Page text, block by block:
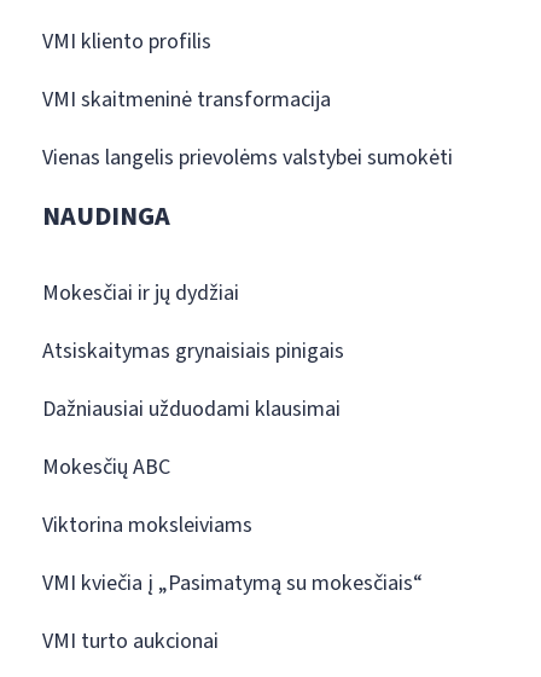
VMI kliento profilis
VMI skaitmeninė transformacija
Vienas langelis prievolėms valstybei sumokėti
NAUDINGA
Mokesčiai ir jų dydžiai
Atsiskaitymas grynaisiais pinigais
Dažniausiai užduodami klausimai
Mokesčių ABC
Viktorina moksleiviams
VMI kviečia į „Pasimatymą su mokesčiais“
VMI turto aukcionai